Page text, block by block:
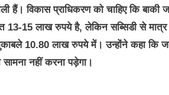
हैं। विकास प्राधिकरण को चाहिए कि
13-15 लाख रुपये है, लेकिन सब्सिडी से
10.80 लाख रुपये में। उन्होंने कहा कि
नहीं करना पड़ेगा।